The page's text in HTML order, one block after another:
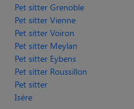
Pet sitter Grenoble
Pet sitter Vienne
Pet sitter Voiron
Pet sitter Meylan
Pet sitter Eybens
Pet sitter Roussillon
Pet sitter
Isère